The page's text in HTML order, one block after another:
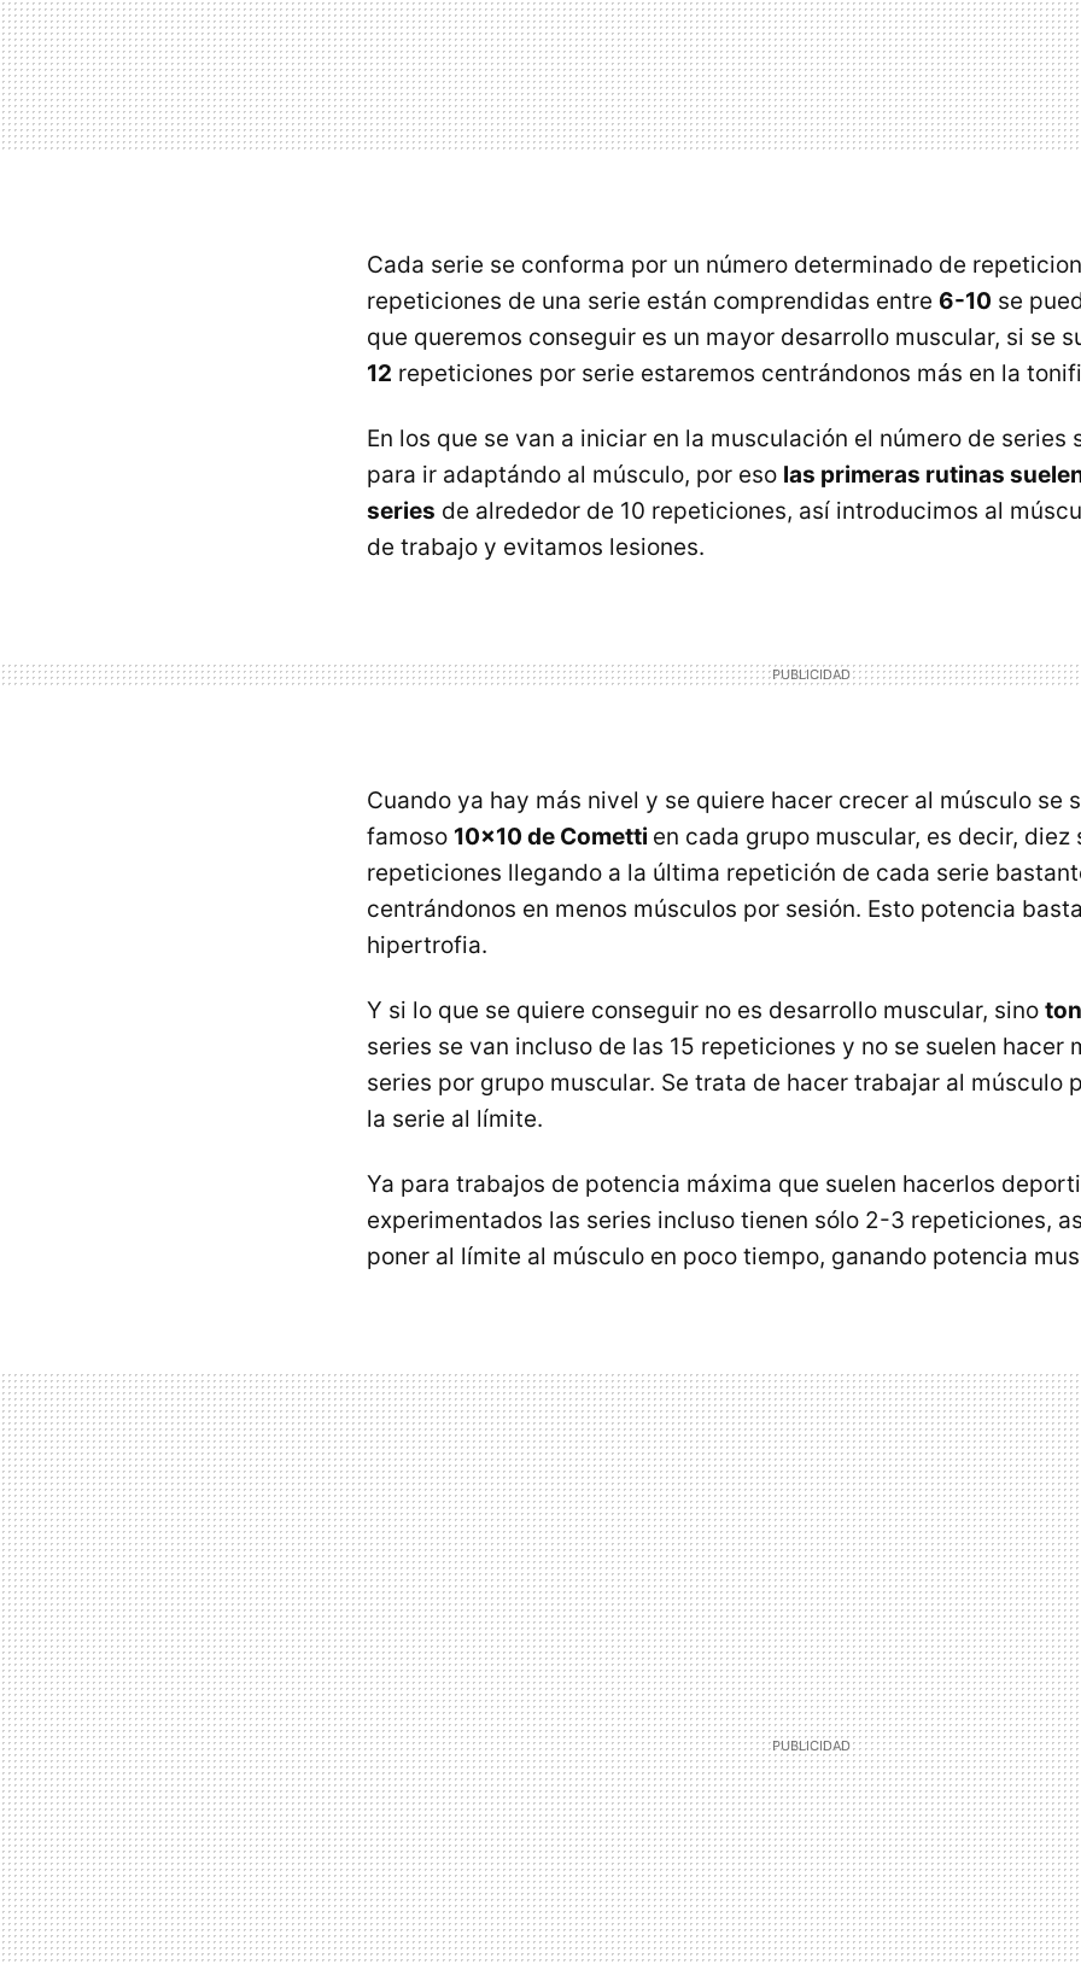
Cada serie se conforma por un número determinado de
repeticiones de una serie están comprendidas entre 6-10 se
que queremos conseguir es un mayor desarrollo muscular, si se
12 repeticiones por serie estaremos centrándonos más en la
En los que se van a iniciar en la musculación el número de series
para ir adaptándo al músculo, por eso las primeras rutinas
series de alrededor de 10 repeticiones, así introducimos al
de trabajo y evitamos lesiones.
Cuando ya hay más nivel y se quiere hacer crecer al músculo se
famoso 10x10 de Cometti en cada grupo muscular, es decir, diez
repeticiones llegando a la última repetición de cada serie
centrándonos en menos músculos por sesión. Esto potencia
hipertrofia.
Y si lo que se quiere conseguir no es desarrollo muscular, sino
series se van incluso de las 15 repeticiones y no se suelen hacer
series por grupo muscular. Se trata de hacer trabajar al músculo
la serie al límite.
Ya para trabajos de potencia máxima que suelen hacerlos
experimentados las series incluso tienen sólo 2-3 repeticiones,
poner al límite al músculo en poco tiempo, ganando potencia